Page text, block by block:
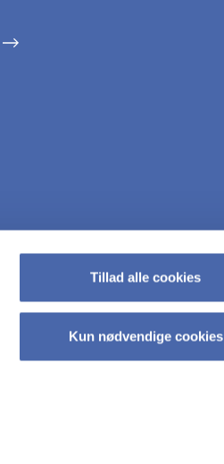
Tillad alle cookies
Kun nødvendige cookies
tab
new tab